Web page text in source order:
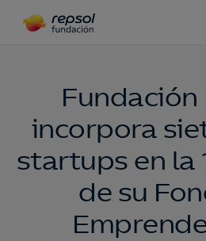
Fundación
incorpora
startups en la
de su